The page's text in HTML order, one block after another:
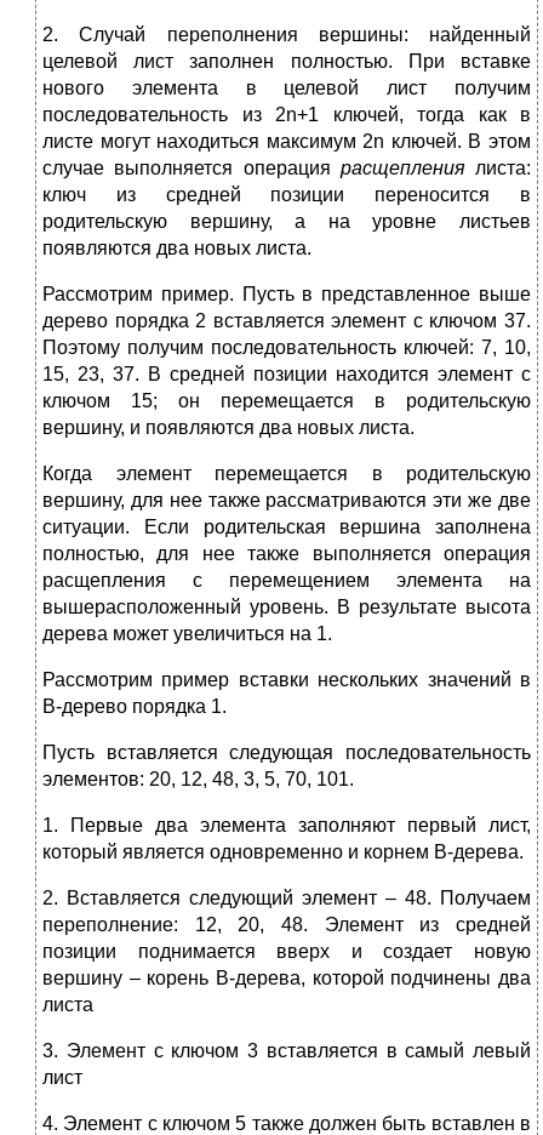
2. Случай переполнения вершины: найденный
целевой лист заполнен полностью. При вставке
нового элемента в целевой лист получим
последовательность из 2n+1 ключей, тогда как в
листе могут находиться максимум 2n ключей. В этом
случае выполняется операция расщеплениялиста:
ключ из средней позиции переносится в
родительскую вершину, а на уровне листьев
появляются два новых листа.
Рассмотрим пример. Пусть в представленное выше
дерево порядка 2 вставляется элемент с ключом 37.
Поэтому получим последовательность ключей: 7, 10,
15, 23, 37. В средней позиции находится элемент с
ключом 15; он перемещается в родительскую
вершину, и появляются два новых листа.
Когда элемент перемещается в родительскую
вершину, для нее также рассматриваются эти же две
ситуации. Если родительская вершина заполнена
полностью, для нее также выполняется операция
расщепления с перемещением элемента на
вышерасположенный уровень. В результате высота
дерева может увеличиться на 1.
Рассмотрим пример вставки нескольких значений в
В-дерево порядка 1.
Пусть вставляется следующая последовательность
элементов: 20, 12, 48, 3, 5, 70, 101.
1. Первые два элемента заполняют первый лист,
который является одновременно и корнем В-дерева.
2. Вставляется следующий элемент – 48. Получаем
переполнение: 12, 20, 48. Элемент из средней
позиции поднимается вверх и создает новую
вершину – корень В-дерева, которой подчинены два
листа
3. Элемент с ключом 3 вставляется в самый левый
лист
4. Элемент с ключом 5 также должен быть вставлен в